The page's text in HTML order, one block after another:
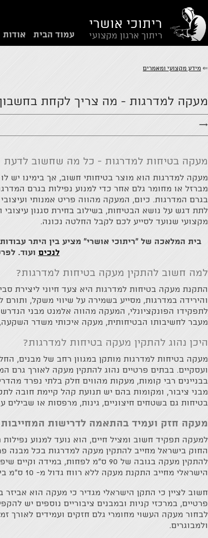
ריתוכי אושרי
ריתוך ארגון מקצועי עמוד הבית אודות
⇐ מידע מקצועי ומאמרים
​מעקה למדרגות - מה צריך לקחת
→
מעקה בטיחות למדרגות - כל מה שחשוב לדעת
מעקה למדרגות הוא מוצר בטיחותי חשוב, אך בימינו
מברזל או מחומר גלם אחר כדי למנוע נפילות בגרם
בגרם המדרגות. כיום, המעקה מהווה פריט אמנותי
לתת דגש על נושא הבטיחות, בשילוב בחירת סגנון
מקצועי שנועד לסייע לכם לקבל החלטה נכונה.
בית המלאכה של "ריתוכי אושרי" מציע בין היתר
לנכים ועוד.
למה חשוב להתקין מעקה בטיחות למדרגות?
התקנת מעקה בטיחות למדרגות היא צעד חיוני ליצירת
והירידה במדרגות, מסייע בשמירה על שיווי משקל, ותורם
לתפקידו הפונקציונלי, המעקה מהווה אלמנט מבני
מעבר לחשיבותו הבטיחותית, מעקה איכותי משדר
היכן נהוג להתקין מעקה בטיחות למדרגות?
מעקה בטיחות למדרגות מותקן במגוון רחב של מבנים,
ועסקיים. בבתים פרטיים נהוג להתקין מעקה לאורך גרם
בבניינים רבי קומות, מעקות מהווים חלק בלתי נפרד
מבני ציבור, ומקומות בהם יש תנועת קהל קיימת חובה
בטיחות גם בשטחים חיצוניים, גינות, מרפסות או שבילים
מעקה חזק ועמיד בהתאמה לדרישות
למעקה תפקיד חשוב ומציל חיים, הוא נועד למנוע נפילות
החוק בישראל מחייב להתקין מעקה למדרגות בכל מבנה
הישראלי מחייב התקנת מעקה ללא רווח גדול מ- 10 ס"מ בין המשטח לתחילת המעקה.
חשוב לציין כי התקן הישראלי מגדיר כי מעקה הוא
פרטיים, במרכזי קניות ובמבנים ציבוריים נוספים יש
לבחור מעקה העשוי מחומרי גלם חזקים ועמידים לאורך
ולמבוגרים.